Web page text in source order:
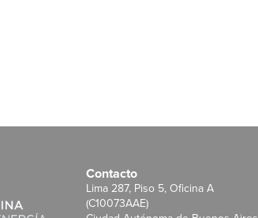
Contacto
Lima 287, Piso 5, Oficina A
(C10073AAE)